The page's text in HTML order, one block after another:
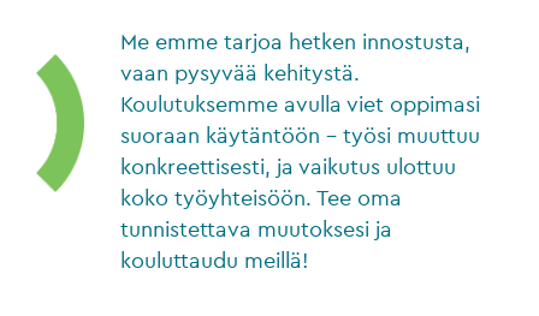
Me emme tarjoa hetken innostusta,
vaan pysyvää kehitystä.
Koulutuksemme avulla viet oppimasi
suoraan käytäntöön – työsi muuttuu
konkreettisesti, ja vaikutus ulottuu
koko työyhteisöön. Tee oma
tunnistettava muutoksesi ja
kouluttaudu meillä!